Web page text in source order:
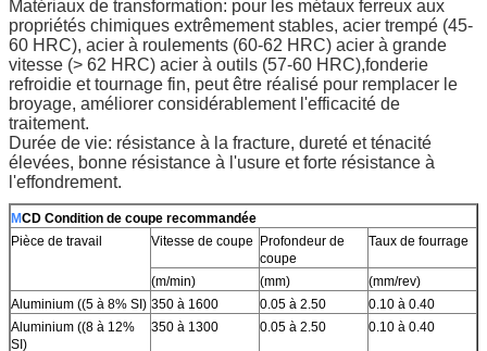
Matériaux de transformation: pour les métaux ferreux aux
propriétés chimiques extrêmement stables, acier trempé (45-
60 HRC), acier à roulements (60-62 HRC) acier à grande
vitesse (> 62 HRC) acier à outils (57-60 HRC),fonderie
refroidie et tournage fin, peut être réalisé pour remplacer le
broyage, améliorer considérablement l'efficacité de
traitement.
Durée de vie: résistance à la fracture, dureté et ténacité
élevées, bonne résistance à l'usure et forte résistance à
l'effondrement.
MCD Condition de coupe recommandée
Pièce de travail
Vitesse de coupe Profondeur de
coupe
Taux de fourrage
(m/min) (mm)
(mm/rev)
Aluminium ((5 à 8% SI) 350 à 1600 0.05 à 2.50
0.10 à 0.40
Aluminium ((8 à 12%
SI)
350 à 1300 0.05 à 2.50 0.10 à 0.40